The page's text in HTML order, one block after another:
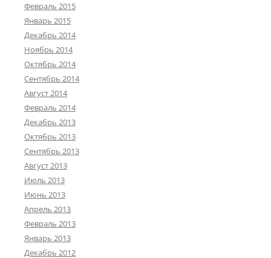
Февраль 2015
Январь 2015
Декабрь 2014
Ноябрь 2014
Октябрь 2014
Сентябрь 2014
Август 2014
Февраль 2014
Декабрь 2013
Октябрь 2013
Сентябрь 2013
Август 2013
Июль 2013
Июнь 2013
Апрель 2013
Февраль 2013
Январь 2013
Декабрь 2012